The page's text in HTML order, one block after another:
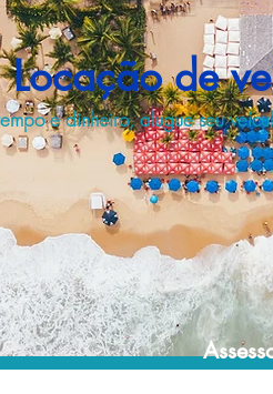
Locação de
e dinheiro, alugue seu